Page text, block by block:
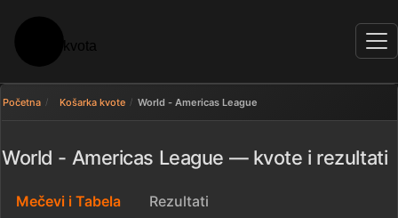
Početna Košarka kvote World - Americas League
World - Americas League — kvote i rezultati
Mečevi i Tabela Rezultati